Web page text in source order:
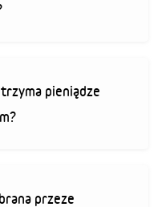
pieniądze
przeze